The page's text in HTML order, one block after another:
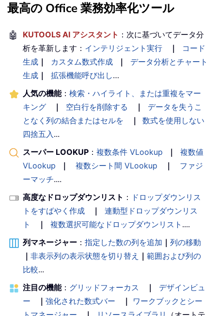
最高の Office 業務効率化ツール
🤖 KUTOOLS AI アシスタント ：次に基づいてデータ分
析を革新します： インテリジェント実行 ｜
コード
生成 ｜ カスタム数式作成 ｜
データ分析とチャート
生成 ｜ 拡張機能呼び出し…
人気の機能： 検索・ハイライト、または重複をマー
キング
｜ 空白行を削除する ｜
データを失うこ
となく列の結合またはセルを
｜
数式を使用しない
四捨五入...
スーパー LOOKUP ： 複数条件 VLookup ｜
複数値
VLookup
｜ 複数シート間 VLookup ｜
ファジ
ーマッチ....
高度なドロップダウンリスト ： ドロップダウンリス
トをすばやく作成
｜
連動型ドロップダウンリス
ト
｜ 複数選択可能なドロップダウンリスト ....
列マネージャー ： 指定した数の列を追加 ｜ 列の移動
｜ 非表示列の表示状態を切り替え ｜ 範囲および列の
比較...
注目の機能： グリッドフォーカス ｜
デザインビュ
ー
｜ 強化された数式バー ｜
ワークブックとシー